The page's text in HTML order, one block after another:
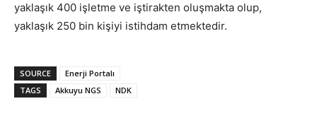
yaklaşık 400 işletme ve iştirakten oluşmakta olup,
yaklaşık 250 bin kişiyi istihdam etmektedir.
SOURCE
Enerji Portalı
TAGS
Akkuyu NGS NDK